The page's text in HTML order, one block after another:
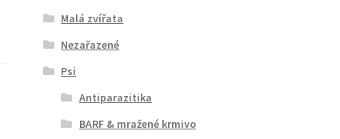
Malá zvířata
Nezařazené
Psi
Antiparazitika
BARF & mražené krmivo